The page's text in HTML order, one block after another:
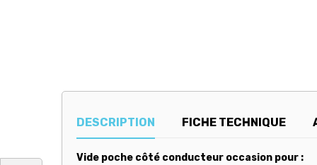
DESCRIPTION FICHE TECHNIQUE
Vide poche côté conducteur occasion pour :